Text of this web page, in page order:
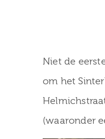
Niet de
om het
(waaronder